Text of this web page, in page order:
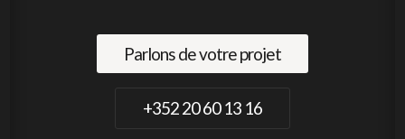
Parlons de votre projet
+352 20 60 13 16